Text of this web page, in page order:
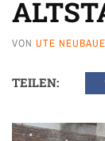
VON UTE
TEILEN: